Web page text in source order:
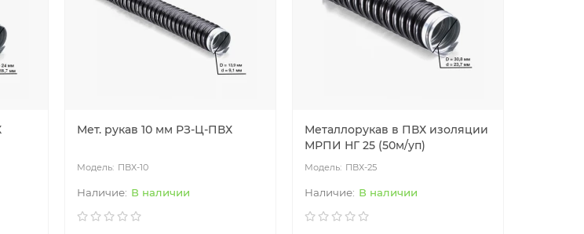
Мет. рукав 10 мм РЗ-Ц-ПВХ
ПВХ-10
В наличии
Металлорукав в ПВХ изоляции
МРПИ НГ 25 (50м/уп)
ПВХ-25
В наличии